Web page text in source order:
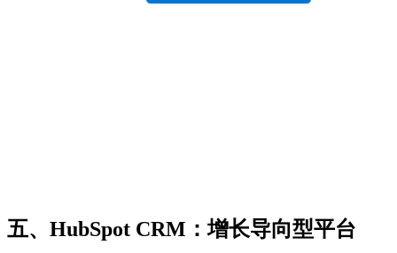
五、HubSpot CRM：增长导向型平台